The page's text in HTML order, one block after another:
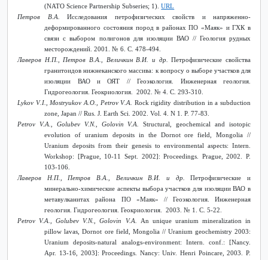
(NATO Science Partnership Subseries; 1).URL
Петров В.А.
Исследования петрофизических свойств и напряженно-
деформированного состояния пород в районах ПО «Маяк» и ГХК в
связи с выбором полигонов для изоляции ВАО // Геология рудных
месторождений. 2001. № 6. С. 478-494.
Лаверов Н.П., Петров В.А., Величкин В.И. и др.
Петрофизические свойства
гранитоидов нижнеканского массива: к вопросу о выборе участков для
изоляции ВАО и ОЯТ // Геоэкология. Инженерная геология.
Гидрогеология. Геокриология. 2002. № 4. С. 293-310.
Lykov V. I., Mostryukov A O., Petrov V.A Rock rigidity distribution in a subduction
zone ,Japan //Rus .J .Earth Sci . 2002.Vol. 4. N 1. P. 77-83.
Petrov V.A., Golubev V.N., Golovin V.A.Structural, geochemical and isotopic
evolution of uranium deposits in the Dornot ore field, Mongolia //
Uranium deposits from their genesis to environmental aspects: Intern.
Workshop: [Prague, 10-11 Sept. 2002]: Proceedings. Prague, 2002. P.
103-106.
Лаверов
Н. П., Петров В .А Величкин В И.и др.
Петрофизические и
минерально-химические аспекты выбора участков для изоляции ВАО в
метавулканитах района ПО «Маяк» // Геоэкология. Инженерная
геология. Гидрогеология. Геокриология. 2003.№ 1. C. 5-22.
Petrov V.A., Golubev V.N., Golovin V.A.
An unique uranium mineralization in
pillow lavas, Dornot ore field, Mongolia // Uranium geochemistry 2003:
Uranium deposits-natural analogs-environment: Intern. conf.: [Nancy.
Apr. 13-16, 2003]: Proceedings. Nancy: Univ. Henri Poincare, 2003. P.